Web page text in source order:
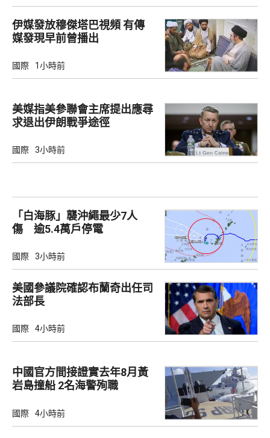
伊媒發放穆傑塔巴視頻 有傳
媒發現早前曾播出
國際 1小時前
美媒指美參聯會主席提出應尋
求退出伊朗戰爭途徑
國際 3小時前
「白海豚」襲沖繩最少7人
傷 逾5.4萬戶停電
國際 3小時前
美國參議院確認布蘭奇出任司
法部長
國際 4小時前
中國官方間接證實去年8月黃
岩島撞船 2名海警殉職
國際 4小時前